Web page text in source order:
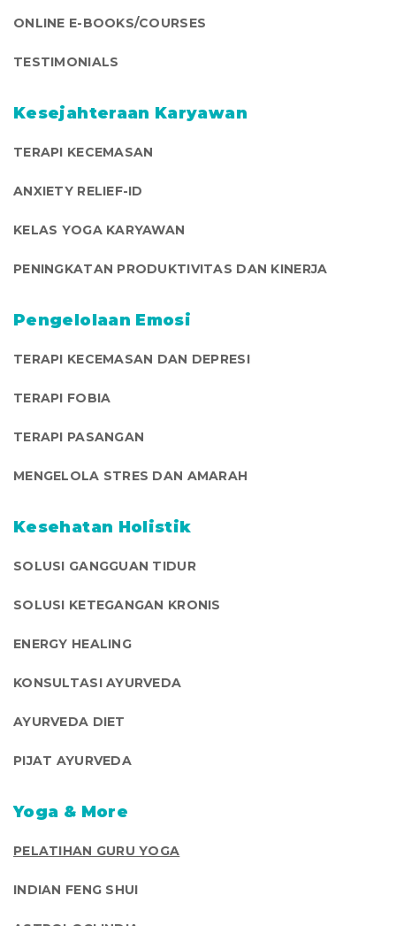
ONLINE E-BOOKS/COURSES
TESTIMONIALS
Kesejahteraan Karyawan
TERAPI KECEMASAN
ANXIETY RELIEF-ID
KELAS YOGA KARYAWAN
PENINGKATAN PRODUKTIVITAS DAN KINERJA
Pengelolaan Emosi
TERAPI KECEMASAN DAN DEPRESI
TERAPI FOBIA
TERAPI PASANGAN
MENGELOLA STRES DAN AMARAH
Kesehatan Holistik
SOLUSI GANGGUAN TIDUR
SOLUSI KETEGANGAN KRONIS
ENERGY HEALING
KONSULTASI AYURVEDA
AYURVEDA DIET
PIJAT AYURVEDA
Yoga & More
PELATIHAN GURU YOGA
INDIAN FENG SHUI